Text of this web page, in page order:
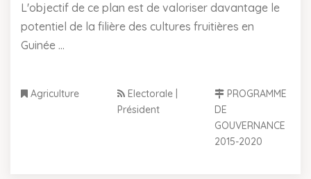
L'objectif de ce plan est de valoriser davantage le
potentiel de la filière des cultures fruitières en
Guinée ...
Agriculture
Electorale |
Président
PROGRAMME
DE
GOUVERNANCE
2015-2020